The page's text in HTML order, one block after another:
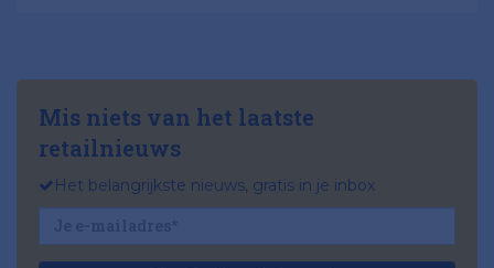
Mis niets van het laatste
retailnieuws
Het belangrijkste nieuws, gratis in je inbox